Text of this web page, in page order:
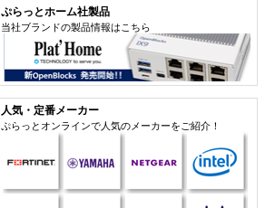
ぷらっとホーム社製品
当社ブランドの製品情報はこちら
人気・定番メーカー
ぷらっとオンラインで人気のメーカーをご紹介！